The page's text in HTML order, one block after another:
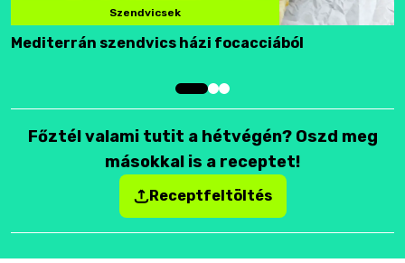
Szendvicsek
Mediterrán szendvics házi focacciából
Főztél valami tutit a hétvégén? Oszd meg
másokkal is a receptet!
Receptfeltöltés